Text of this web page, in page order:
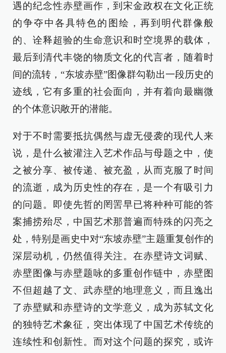
遇的纪念性赤壁画作，到宋金政权在文化正统
的争夺中各具特色的图绘，再到明代群像般
的、诠释超验的生命意识和时空境界的载体，
最后到清代丰饶的物质文化的代言者，随着时
间的流转，“东坡赤壁”图像群勾勒出一段历史的
迹线，它有多重的社会面向，并有着向最幽微
的个体意识敞开的潜能。
对于不时需要抵抗偶然与虚无侵袭的现代人来
说，是什么被灌注入艺术作品与母题之中，使
之被分享、被传递、被充盈，从而克服了时间
的流逝，成为历史性的存在，是一个有吸引力
的问题。即使先哲的罔罟早已将种种可能的答
案捕捞殆尽，中国艺术那普遍而特殊的闪亮之
处，特别是画史中对“东坡赤壁”主题重复创作的
深层动机，仍然值得关注。在赤壁诗文词赋、
赤壁图像与赤壁题咏的多重创作链中，赤壁图
不但超越了文、武赤壁的地理意义，而且逸出
了赤壁赋和赤壁诗的文学意义，成为苏轼文化
的独特艺术象征，突出体现了中国艺术传统的
连续性和创新性。而对这个问题的探究，或许